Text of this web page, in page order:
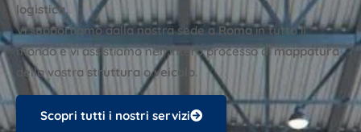
logistica.
Vi supportiamo dalla nostra sede aRomain tutto il
mondo e vi assistiamo nell’intero processo dimappatura
della vostra struttura oveicolo.
Scopri tutti i nostri servizi